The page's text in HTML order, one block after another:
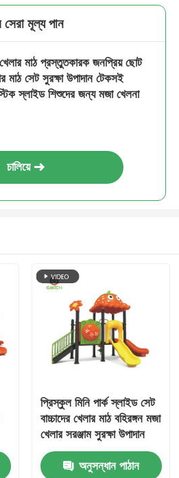
মূল্য পান
মাঠ প্রস্তুতকারক জনপ্রিয় ছোট
মাঠ সেট সুরক্ষা উপাদান টেকসই
স্লাইড শিশুদের জন্য মজা খেলনা
চালিয়ে
প্রিস্কুল মিনি পার্ক স্লাইড সেট
বাচ্চাদের খেলার মাঠ বহিরঙ্গন মজা
খেলার সরঞ্জাম সুরক্ষা উপাদান
খেলার মাঠ শিশু
অনুসন্ধান পাঠান